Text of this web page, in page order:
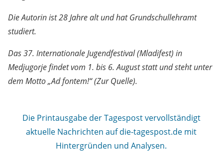
Die Autorin ist 28 Jahre alt und hat Grundschullehramt
studiert.
Das 37. Internationale Jugendfestival (Mladifest) in
Medjugorje findet vom 1. bis 6. August statt und steht unter
dem Motto „Ad fontem!“ (Zur Quelle).
Die Printausgabe der Tagespost vervollständigt
aktuelle Nachrichten auf die-tagespost.de mit
Hintergründen und Analysen.